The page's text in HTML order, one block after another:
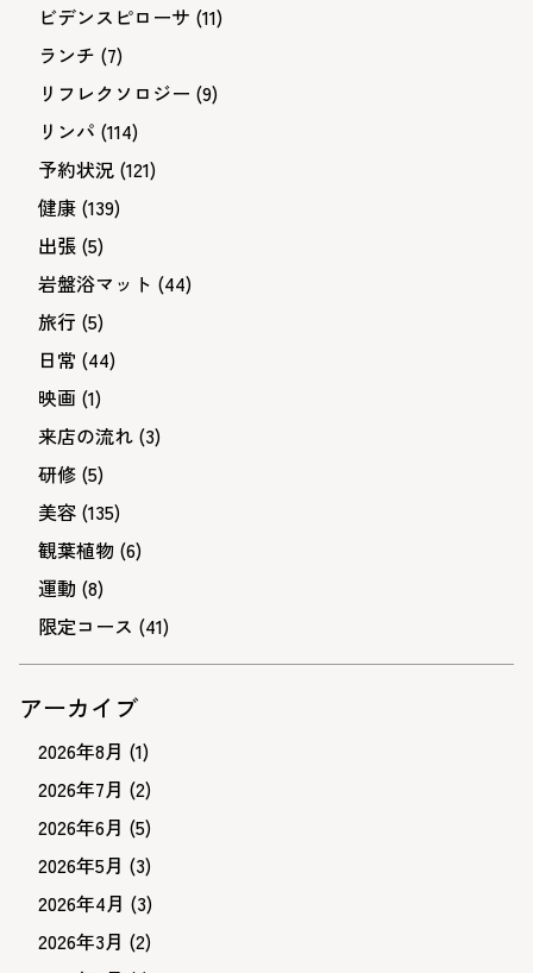
ビデンスピローサ (11)
ランチ (7)
リフレクソロジー (9)
リンパ (114)
予約状況 (121)
健康 (139)
出張 (5)
岩盤浴マット (44)
旅行 (5)
日常 (44)
映画 (1)
来店の流れ (3)
研修 (5)
美容 (135)
観葉植物 (6)
運動 (8)
限定コース (41)
アーカイブ
2026年8月 (1)
2026年7月 (2)
2026年6月 (5)
2026年5月 (3)
2026年4月 (3)
2026年3月 (2)